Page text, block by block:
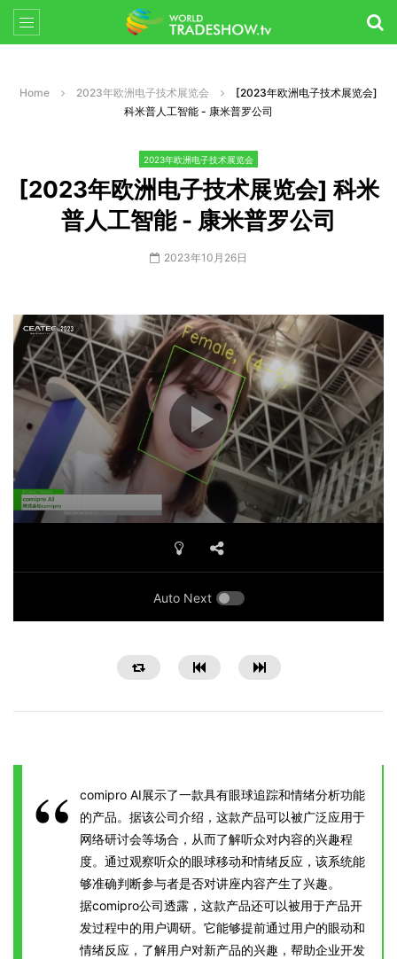
Home 2023年欧洲电子技术展览会
[2023年欧洲电子技术展览会]
科米普人工智能 - 康米普罗公司
2023年欧洲电子技术展览会
[2023年欧洲电子技术展览会] 科米
普人工智能 - 康米普罗公司
2023年10月26日
Auto Next
comipro AI展示了一款具有眼球追踪和情绪分析功能
的产品。据该公司介绍，这款产品可以被广泛应用于
网络研讨会等场合，从而了解听众对内容的兴趣程
度。通过观察听众的眼球移动和情绪反应，该系统能
够准确判断参与者是否对讲座内容产生了兴趣。
据comipro公司透露，这款产品还可以被用于产品开
发过程中的用户调研。它能够提前通过用户的眼动和
情绪反应，了解用户对新产品的兴趣，帮助企业开发